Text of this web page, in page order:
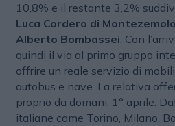
10,8% e il restante 3,2%
Luca Cordero di Montezemolo
Alberto Bombassei. Con
quindi il via al primo gruppo
offrire un reale servizio di
autobus e nave. La relativa
proprio da domani, 1° aprile.
italiane come Torino, Milano,